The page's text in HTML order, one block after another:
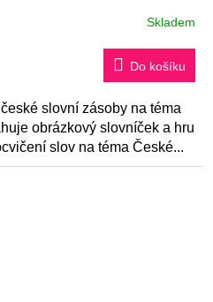
Skladem
Do košíku
slovní zásoby na téma
obrázkový slovníček a hru
slov na téma České...